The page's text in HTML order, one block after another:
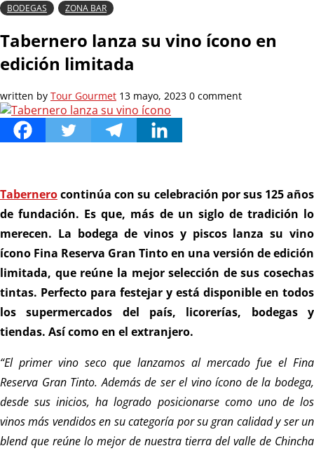
BODEGAS ZONA BAR
Tabernero lanza su vino ícono en
edición limitada
written by Tour Gourmet 13 mayo, 2023 0 comment
Tabernerocontinúa con su celebración por sus 125 años
de fundación. Es que, más de un siglo de tradición lo
merecen. La bodega de vinos y piscos lanza su vino
ícono Fina Reserva Gran Tinto en una versión de edición
limitada, que reúne la mejor selección de sus cosechas
tintas. Perfecto para festejar y está disponible en todos
los supermercados del país, licorerías, bodegas y
tiendas. Así como en el extranjero.
“El primer vino seco que lanzamos al mercado fue el Fina
Reserva Gran Tinto. Además de ser el vino ícono de la bodega,
desde sus inicios, ha logrado posicionarse como uno de los
vinos más vendidos en su categoría por su gran calidad y ser un
blend que reúne lo mejor de nuestra tierra del valle de Chincha